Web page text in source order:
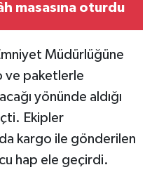
masasına oturdu
Müdürlüğüne
ve paketlerle
yönünde aldığı
Ekipler
kargo ile gönderilen
hap ele geçirdi.